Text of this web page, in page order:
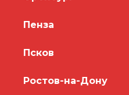
Пенза
Псков
Ростов-на-Дону